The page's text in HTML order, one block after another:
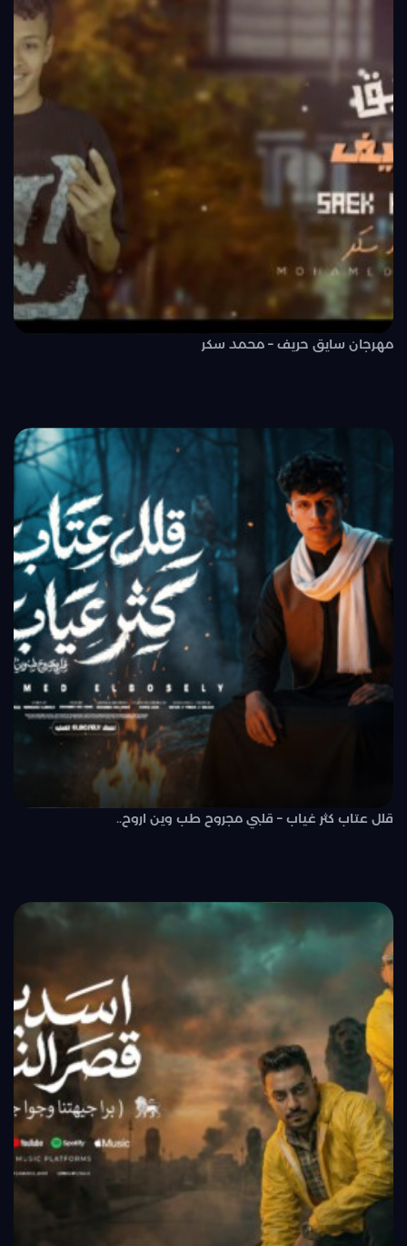
مهرجان سايق حريف – محمد سكر
قلل عتاب كثر غياب – قلبي مجروح طب وين اروح..